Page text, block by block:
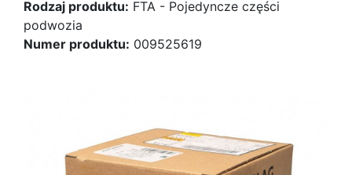
Rodzaj produktu: FTA - Pojedyncze części
podwozia
Numer produktu: 009525619